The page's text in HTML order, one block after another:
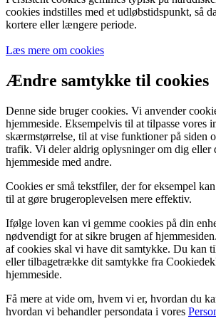
cookies indstilles med et udløbstidspunkt, så
kortere eller længere periode.
Læs mere om cookies
Ændre samtykke til cookies
Denne side bruger cookies. Vi anvender
hjemmeside. Eksempelvis til at tilpasse vores
skærmstørrelse, til at vise funktioner på siden
trafik. Vi deler aldrig oplysninger om dig eller
hjemmeside med andre.
Cookies er små tekstfiler, der for eksempel
til at gøre brugeroplevelsen mere effektiv.
Ifølge loven kan vi gemme cookies på din
nødvendigt for at sikre brugen af
af cookies skal vi have dit samtykke. Du kan
eller tilbagetrække dit samtykke fra
hjemmeside.
Få mere at vide om, hvem vi er, hvordan du
hvordan vi behandler persondata i vores